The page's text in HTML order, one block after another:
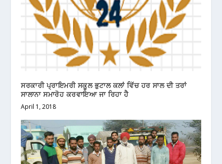
ਸਰਕਾਰੀ ਪ੍ਰਾਇਮਰੀ ਸਕੂਲ ਭੁਟਾਲ ਕਲਾਂ ਵਿੱਚ ਹਰ ਸਾਲ ਦੀ ਤਰਾਂ
ਸਾਲਾਨਾ ਸਮਾਰੋਹ ਕਰਵਾਇਆ ਜਾ ਰਿਹਾ ਹੈ
April 1, 2018